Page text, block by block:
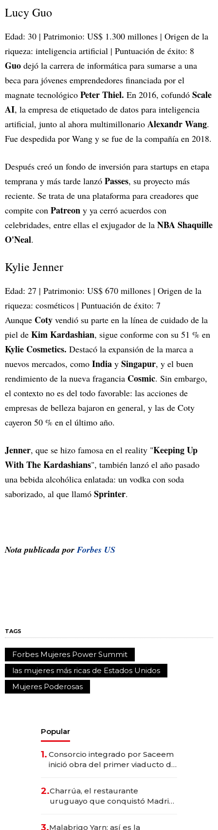
Lucy Guo
Edad: 30 | Patrimonio: US$ 1.300 millones | Origen de la
riqueza: inteligencia artificial | Puntuación de éxito: 8
Guo dejó la carrera de informática para sumarse a una
beca para jóvenes emprendedores financiada por el
magnate tecnológico Peter Thiel. En 2016, cofundó Scale
AI, la empresa de etiquetado de datos para inteligencia
artificial, junto al ahora multimillonario Alexandr Wang.
Fue despedida por Wang y se fue de la compañía en 2018.
Después creó un fondo de inversión para startups en etapa
temprana y más tarde lanzó Passes, su proyecto más
reciente. Se trata de una plataforma para creadores que
compite con Patreon y ya cerró acuerdos con
celebridades, entre ellas el exjugador de la NBA Shaquille
O'Neal.
Kylie Jenner
Edad: 27 | Patrimonio: US$ 670 millones | Origen de la
riqueza: cosméticos | Puntuación de éxito: 7
Aunque Coty vendió su parte en la línea de cuidado de la
piel de Kim Kardashian, sigue conforme con su 51 % en
Kylie Cosmetics. Destacó la expansión de la marca a
nuevos mercados, como India y Singapur, y el buen
rendimiento de la nueva fragancia Cosmic. Sin embargo,
el contexto no es del todo favorable: las acciones de
empresas de belleza bajaron en general, y las de Coty
cayeron 50 % en el último año.
Jenner, que se hizo famosa en el reality "Keeping Up
With The Kardashians", también lanzó el año pasado
una bebida alcohólica enlatada: un vodka con soda
saborizado, al que llamó Sprinter.
Nota publicada porForbes US
TAGS
Forbes Mujeres Power Summit
las mujeres más ricas de Estados Unidos
Mujeres Poderosas
Popular
1. Consorcio integrado por Saceem
inició obra del primer viaducto de
millones
2.Charrúa, el restaurante
uruguayo que conquistó Madrid:
3.Malabrigo Yarn: así es la